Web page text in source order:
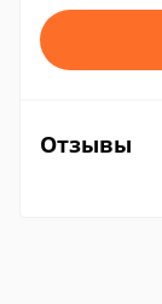
Отзывы